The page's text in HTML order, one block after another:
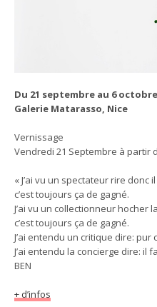
Du 21 septembre au 6 octobre
Galerie Matarasso, Nice
Vernissage
Vendredi 21 Septembre à partir
« J’ai vu un spectateur rire donc
c’est toujours ça de gagné.
J’ai vu un collectionneur hocher
c’est toujours ça de gagné.
J’ai entendu un critique dire: pur
J’ai entendu la concierge dire: il
BEN
+ d’infos